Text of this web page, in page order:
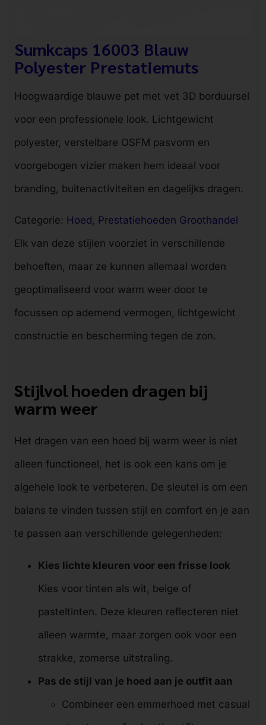
Sumkcaps 16003 Blauw
Polyester Prestatiemuts
Hoogwaardige blauwe pet met vet 3D borduursel
voor een professionele look. Lichtgewicht
polyester, verstelbare OSFM pasvorm en
voorgebogen vizier maken hem ideaal voor
branding, buitenactiviteiten en dagelijks dragen.
Categorie: Hoed, Prestatiehoeden Groothandel
Elk van deze stijlen voorziet in verschillende
behoeften, maar ze kunnen allemaal worden
geoptimaliseerd voor warm weer door te
focussen op ademend vermogen, lichtgewicht
constructie en bescherming tegen de zon.
Stijlvol hoeden dragen bij
warm weer
Het dragen van een hoed bij warm weer is niet
alleen functioneel, het is ook een kans om je
algehele look te verbeteren. De sleutel is om een
balans te vinden tussen stijl en comfort en je aan
te passen aan verschillende gelegenheden:
Kies lichte kleuren voor een frisse look
Kies voor tinten als wit, beige of
pasteltinten. Deze kleuren reflecteren niet
alleen warmte, maar zorgen ook voor een
strakke, zomerse uitstraling.
Pas de stijl van je hoed aan je outfit aan
Combineer een emmerhoed met casual